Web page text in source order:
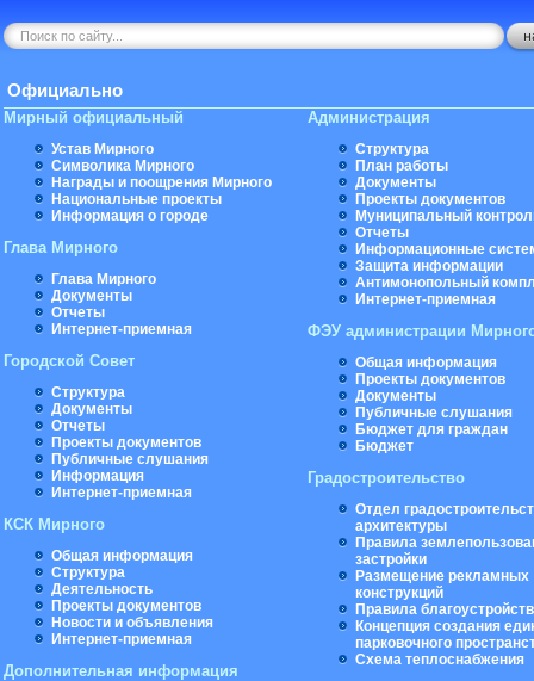
Официально
Мирный официальный
Устав Мирного
Символика Мирного
Награды и поощрения Мирного
Национальные проекты
Информация о городе
Глава Мирного
Глава Мирного
Документы
Отчеты
Интернет-приемная
Городской Совет
Структура
Документы
Отчеты
Проекты документов
Публичные слушания
Информация
Интернет-приемная
КСК Мирного
Общая информация
Структура
Деятельность
Проекты документов
Новости и объявления
Интернет-приемная
Дополнительная информация
Администрация
Структура
План работы
Документы
Проекты документов
Муниципальный
Отчеты
Информационные
Защита информации
Антимонопольный
Интернет-приемная
ФЭУ администрации
Общая информация
Проекты документов
Документы
Публичные слушания
Бюджет для граждан
Бюджет
Градостроительство
Отдел
архитектуры
Правила
застройки
Размещение рекламных
конструкций
Правила
Концепция создания
парковочного
Схема теплоснабжения